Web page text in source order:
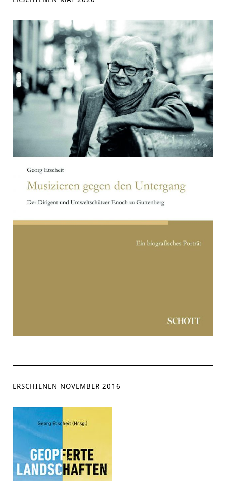
ERSCHIENEN NOVEMBER 2016